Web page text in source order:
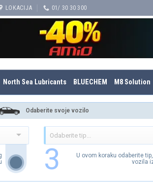
LOKACIJA 01/ 30 30 300
North Sea Lubricants BLUECHEM M8 Solution
Odaberite svoje vozilo
3
U ovom koraku odaberite
vozila